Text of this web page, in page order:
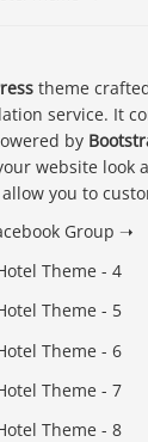
theme
service. It
by
website look
you to
Group ➝